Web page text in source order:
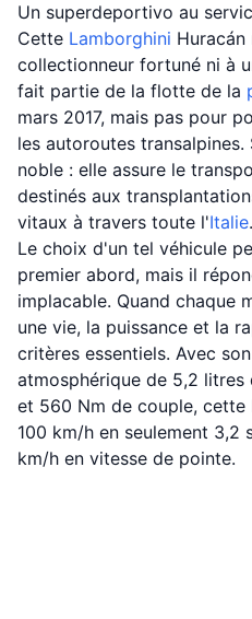
Un superdeportivo au
Cette Lamborghini
collectionneur fortuné ni à
fait partie de la flotte de la
mars 2017, mais pas pour
les autoroutes
noble : elle assure le
destinés aux
vitaux à travers toute l'Italie.
Le choix d'un tel véhicule
premier abord, mais il
implacable. Quand chaque
une vie, la puissance et la
critères essentiels. Avec
atmosphérique de 5,2 litres
et 560 Nm de couple,
100 km/h en seulement 3,2
km/h en vitesse de pointe.